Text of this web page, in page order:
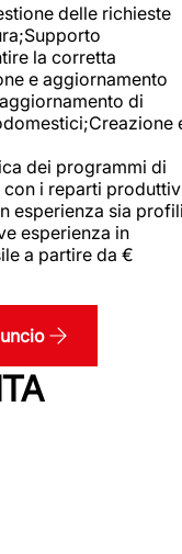
delle richieste
la corretta
e aggiornamento
di
dei programmi di
i reparti
esperienza sia
esperienza in
a partire da €